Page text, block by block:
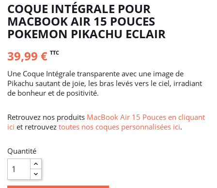
COQUE INTÉGRALE POUR
MACBOOK AIR 15 POUCES
POKEMON PIKACHU ECLAIR
39,99 € TTC
Une Coque Intégrale transparente avec une image de
Pikachu sautant de joie, les bras levés vers le ciel, irradiant
de bonheur et de positivité.
Retrouvez nos produits MacBook Air 15 Pouces en cliquant
ici et retrouvez toutes nos coques personnalisées ici.
Quantité